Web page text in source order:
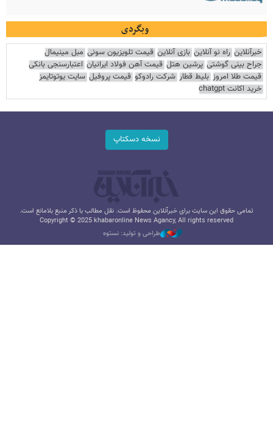
وبگردی
خبرآنلاین راه نو آنلاین بازی آنلاین قیمت تلویزیون سونی مبل مینیمال
جراح بینی گوشتی پرشین هتل قیمت آهن فولاد ایرانیان اعتبارسنجی بانکی
قیمت طلا امروز بلیط قطار شرکت رادوکو قیمت پروفیل سایت یوتوتایمز
خرید اکانت chatgpt
نسخه دسکتاپ
تمامی حقوق این سایت برای خبرآنلاین محفوظ است. نقل مطالب با ذکر منبع بلامانع است.
Copyright © 2025 khabaronline News Agancy, All rights reserved
طراحی و تولید: نستوه